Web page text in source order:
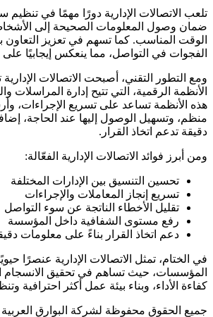
تلعب الاتصالات الإدارية دورًا مهمًا في
ضمان وصول المعلومات الصحيحة إلى
الوقت المناسب. كما تسهم في تعزيز التعاون
الفجوات في التواصل، مما ينعكس إيجابيًا على
ومع التطور التقني، أصبحت الاتصالات
الأنظمة الرقمية، التي تتيح إدارة المراسلات
هذه الأنظمة تساعد على تسريع الإجراءات،
منظم، وتسهيل الوصول إليها عند الحاجة،
دقيقة تدعم اتخاذ القرار.
ومن أبرز فوائد الاتصالات الإدارية الفعّالة:
تحسين التنسيق بين الإدارات المختلفة
تسريع إنجاز المعاملات والإجراءات
تقليل الأخطاء الناتجة عن سوء التواصل
رفع مستوى الشفافية داخل المؤسسة
دعم اتخاذ القرار بناءً على معلومات
في الختام، تمثل الاتصالات الإدارية عنصرًا
المؤسسات، حيث تساهم في تحقيق الانسجام
كفاءة الأداء، وبناء بيئة عمل أكثر احترافية
جميع الحقوق محفوظة لشركة البوارق العربية 2024 ©